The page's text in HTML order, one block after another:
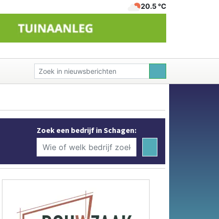
20.5 ℃
Zoek een bedrijf in Schagen: